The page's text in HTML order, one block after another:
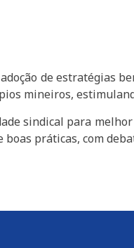
de estratégias
mineiros,
sindical para
práticas, com